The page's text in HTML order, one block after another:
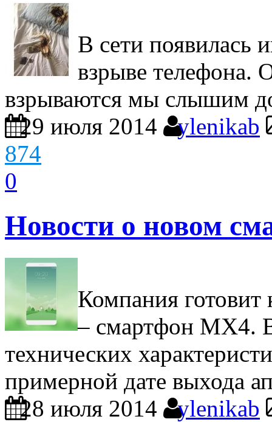
В сети появилась
взрыве телефона.
взрываются мы слышим
29 июля 2014
ylenikab
874
0
Новости о новом
Компания
– смартфон MX4.
технических
примерной дате выхода
28 июля 2014
ylenikab